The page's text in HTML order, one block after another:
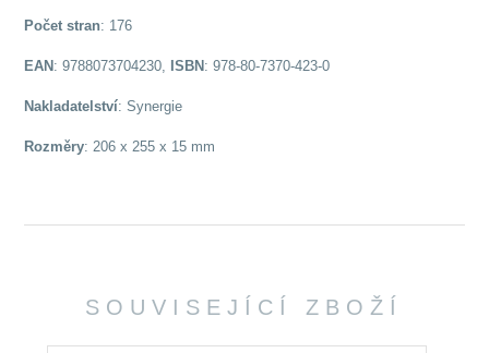
Počet stran: 176
EAN : 9788073704230, ISBN : 978-80-7370-423-0
Nakladatelství: Synergie
Rozměry: 206 x 255 x 15 mm
SOUVISEJÍCÍ ZBOŽÍ